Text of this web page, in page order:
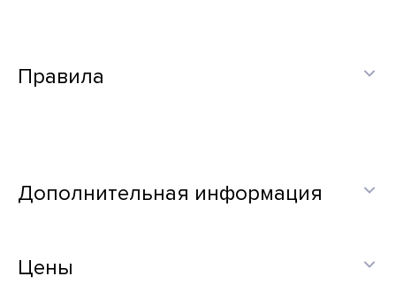
Правила
Дополнительная информация
Цены